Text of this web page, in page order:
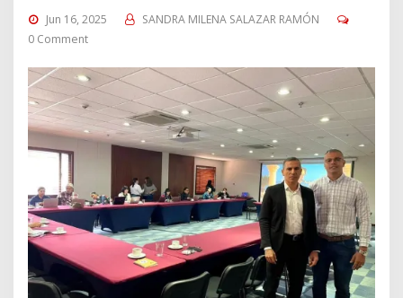
Jun 16, 2025
SANDRA MILENA SALAZAR RAMÓN
0 Comment